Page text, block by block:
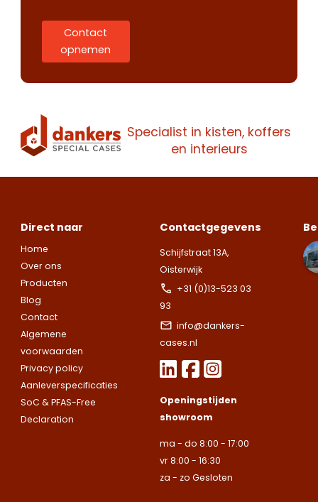
Contact
opnemen
Specialist in kisten, koffers
en interieurs
Direct naar
Home
Over ons
Producten
Blog
Contact
Algemene
voorwaarden
Privacy policy
Aanleverspecificaties
SoC & PFAS-Free
Declaration
Contactgegevens
Schijfstraat 13A,
Oisterwijk
+31 (0)13-523 03
93
info@dankers-
cases.nl
Openingstijden
showroom
ma - do 8:00 - 17:00
vr 8:00 - 16:30
za - zo Gesloten